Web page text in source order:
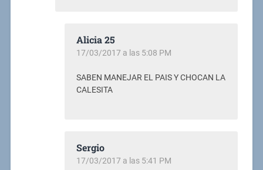
Alicia 25
17/03/2017 a las 5:08 PM
SABEN MANEJAR EL PAIS Y CHOCAN LA
CALESITA
Sergio
17/03/2017 a las 5:41 PM